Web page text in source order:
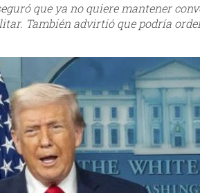
que ya no quiere mantener
También advirtió que podría